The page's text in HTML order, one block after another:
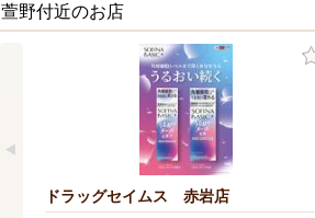
萱野付近のお店
ドラッグセイムス 赤岩店